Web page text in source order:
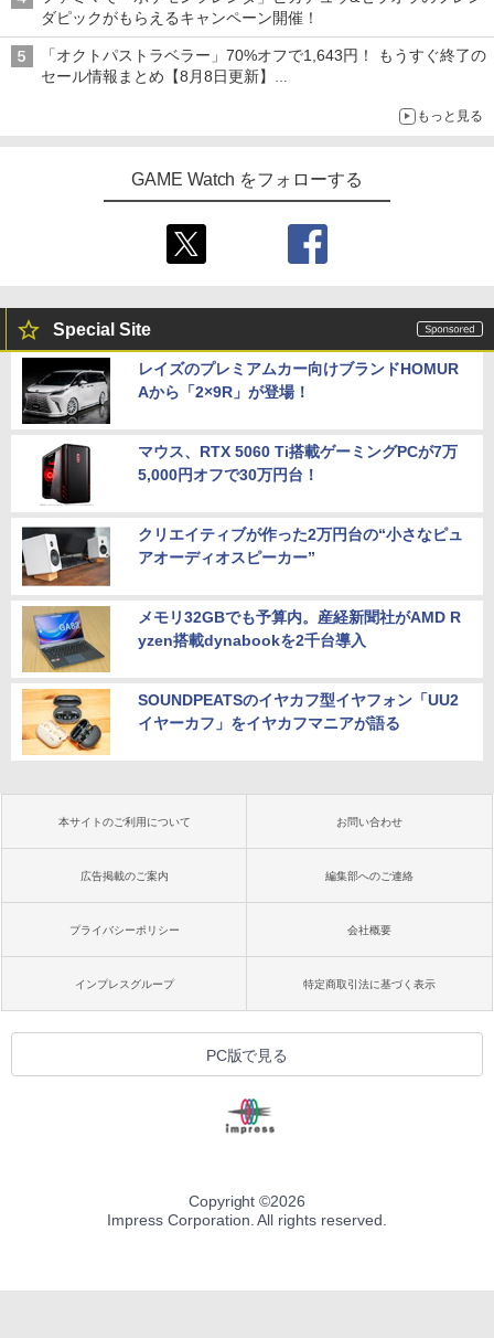
ダピックがもらえるキャンペーン開催！
「オクトパストラベラー」70%オフで1,643円！ もうすぐ終了の
セール情報まとめ【8月8日更新】
もっと見る
GAME Watch をフォローする
Special Site
レイズのプレミアムカー向けブランドHOMUR
Aから「2×9R」が登場！
マウス、RTX 5060 Ti搭載ゲーミングPCが7万
5,000円オフで30万円台！
クリエイティブが作った2万円台の“小さなピュ
アオーディオスピーカー”
メモリ32GBでも予算内。産経新聞社がAMD R
yzen搭載dynabookを2千台導入
SOUNDPEATSのイヤカフ型イヤフォン「UU2
イヤーカフ」をイヤカフマニアが語る
本サイトのご利用について お問い合わせ
広告掲載のご案内 編集部へのご連絡
プライバシーポリシー 会社概要
インプレスグループ 特定商取引法に基づく表示
PC版で見る
Copyright ©2026
Impress Corporation. All rights reserved.